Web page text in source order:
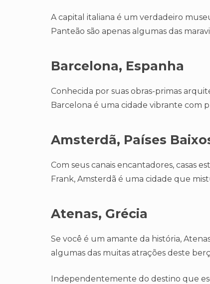
A capital italiana é um verdadeiro
Panteão são apenas algumas das
Barcelona, Espanha
Conhecida por suas obras-primas
Barcelona é uma cidade vibrante com
Amsterdã, Países
Com seus canais encantadores, casas
Frank, Amsterdã é uma cidade que
Atenas, Grécia
Se você é um amante da história,
algumas das muitas atrações deste
Independentemente do destino que